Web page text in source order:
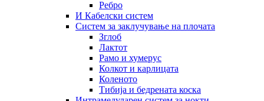
Ребро
И Кабелски систем
Систем за заклучување на плочата
Зглоб
Лактот
Рамо и хумерус
Колкот и карлицата
Коленото
Тибија и бедрената коска